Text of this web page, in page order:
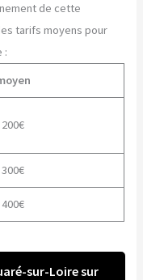
de cette
tarifs moyens pour
:
sur-Loire sur